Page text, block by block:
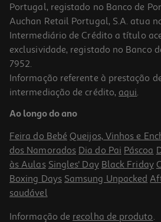
Camara Canon Eos R5 Mark Ii Corpo
4855.99 €/un
4.855,99 €
Portugal, registado no Banco de
Auchan Retail Portugal, S.A. atua
Intermediário de Crédito a título
exclusividade, registado no Banco
7952.
Informação referente à prestação
intermediação de crédito, aqui.
Ao longo do ano
Feira do Bebé Queijos, Vinhos e
dos Namorados Dia do Pai Páscoa
às Aulas Singles' Day Black Friday
Boxing Days Samsung Unpacked
saudável
Informação de recolha de produto.